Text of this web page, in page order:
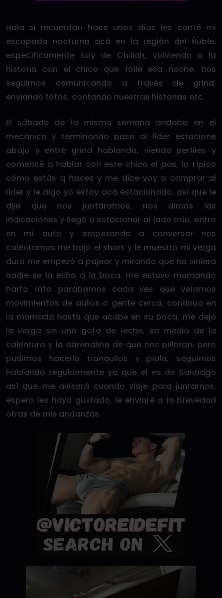
Hola si recuerdan hace unos días les conté mi
escapada nocturna acá en la región del Ñuble,
específicamente soy de Chillan, volviendo a la
historia con el chico que folle esa noche, nos
seguimos comunicando a través de grind,
enviando fotos, contando nuestras historias etc.
El sábado de la misma semana andaba en el
mecánico y terminando pase al líder estacione
abajo y entré grind hablando, viendo perfiles y
comencé a hablar con este chico el pas, lo típico
cómo estás q haces y me dice voy a comprar al
líder y le digo yo estoy acá estacionado, así que le
dije que nos juntáramos, nos dimos las
indicaciones y llego a estacionar al lado mío, entro
en mi auto y empezando a conversar nos
caléntamos me bajo el short y le muestro mi verga
dura me empezó a pajear y mirando que no viniera
nadie se la echo a la boca, me estuvo mamando
harto rato parábamos cada ves que veíamos
movimientos de autos o gente cerca, continuo en
la mamada hasta que acabe en su boca, me dejo
la verga sin una gota de leche, en medio de la
calentura y la adrenalina de que nos pillaran, pero
pudimos hacerlo tranquilos y piola, seguimos
hablando regularmente ya que el es de Santiago
así que me avisará cuando viaje para juntarnos,
espero les haya gustado, le enviaré a la brevedad
otras de mis andanzas.